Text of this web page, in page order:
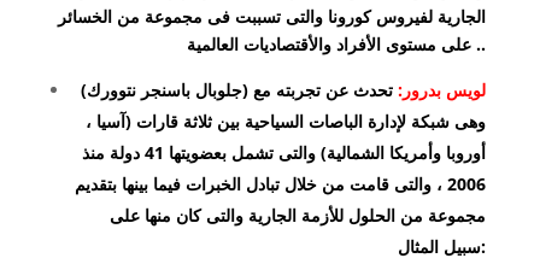
الجارية لفيروس كورونا والتى تسببت فى مجموعة من الخسائر
على مستوى الأفراد والأقتصاديات العالمية ..
لويس بدرور: تحدث عن تجربته مع (جلوبال باسنجر نتوورك)
وهى شبكة لإدارة الباصات السياحية بين ثلاثة قارات (آسيا ،
أوروبا وأمريكا الشمالية) والتى تشمل بعضويتها 41 دولة منذ
2006 ، والتى قامت من خلال تبادل الخبرات فيما بينها بتقديم
مجموعة من الحلول للأزمة الجارية والتى كان منها على
سبيل المثال: